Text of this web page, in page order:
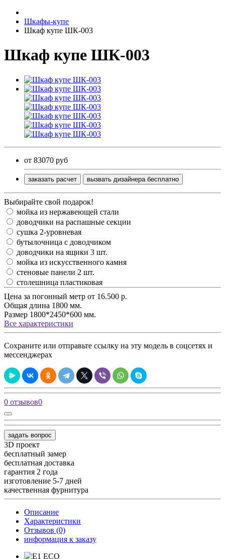
Шкафы-купе
Шкаф купе ШК-003
Шкаф купе ШК-003
от 83070 руб
заказать расчет вызвать дизайнера бесплатно
Выбирайте свой подарок!
мойка из нержавеющей стали
доводчики на распашные секции
сушка 2-уровневая
бутылочница с доводчиком
доводчики на ящики 3 шт.
мойка из искусственного камня
стеновые панели 2 шт.
столешница пластиковая
Цена за погонный метр от 16.500 р.
Общая длина 1800 мм.
Размер 1800*2450*600 мм.
Все характеристики
Сохраните или отправьте ссылку на эту модель в соцсетях и
мессенджерах
0 отзывов0
задать вопрос
3D проект
бесплатный замер
бесплатная доставка
гарантия 2 года
изготовление 5-7 дней
качественная фурнитура
Описание
Характеристики
Отзывов (0)
информация к заказу